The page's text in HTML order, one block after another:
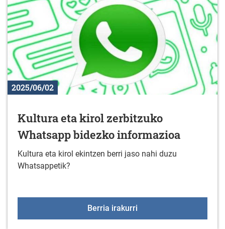
2025/06/02
Kultura eta kirol zerbitzuko
Whatsapp bidezko informazioa
Kultura eta kirol ekintzen berri jaso nahi duzu
Whatsappetik?
Berria irakurri